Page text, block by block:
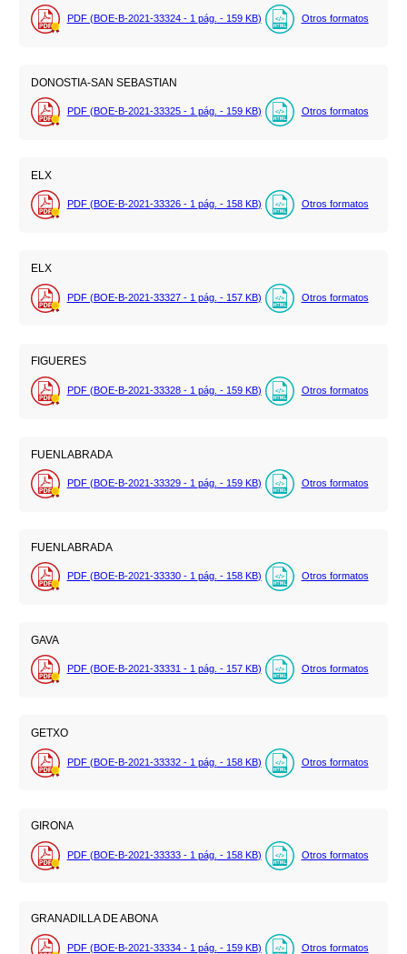
PDF (BOE-B-2021-33324 - 1 pág. - 159 KB) Otros formatos
DONOSTIA-SAN SEBASTIAN
PDF (BOE-B-2021-33325 - 1 pág. - 159 KB) Otros formatos
ELX
PDF (BOE-B-2021-33326 - 1 pág. - 158 KB) Otros formatos
ELX
PDF (BOE-B-2021-33327 - 1 pág. - 157 KB) Otros formatos
FIGUERES
PDF (BOE-B-2021-33328 - 1 pág. - 159 KB) Otros formatos
FUENLABRADA
PDF (BOE-B-2021-33329 - 1 pág. - 159 KB) Otros formatos
FUENLABRADA
PDF (BOE-B-2021-33330 - 1 pág. - 158 KB) Otros formatos
GAVA
PDF (BOE-B-2021-33331 - 1 pág. - 157 KB) Otros formatos
GETXO
PDF (BOE-B-2021-33332 - 1 pág. - 158 KB) Otros formatos
GIRONA
PDF (BOE-B-2021-33333 - 1 pág. - 158 KB) Otros formatos
GRANADILLA DE ABONA
PDF (BOE-B-2021-33334 - 1 pág. - 159 KB) Otros formatos